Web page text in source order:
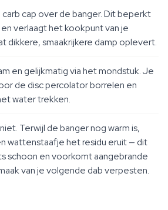
cap over de banger. Dit beperkt
verlaagt het kookpunt van je
dikkere, smaakrijkere damp oplevert.
en gelijkmatig via het mondstuk. Je
de disc percolator borrelen en
water trekken.
Terwijl de banger nog warm is,
wattenstaafje het residu eruit — dit
schoon en voorkomt aangebrande
van je volgende dab verpesten.